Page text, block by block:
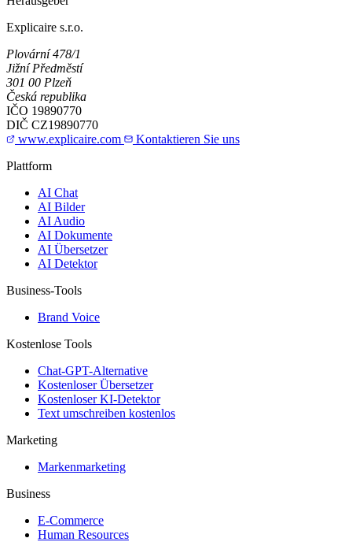
Explicaire s.r.o.
Plovární 478/1
Jižní Předměstí
301 00 Plzeň
Česká republika
IČO 19890770
DIČ CZ19890770
www.explicaire.com
Kontaktieren Sie uns
Plattform
AI Chat
AI Bilder
AI Audio
AI Dokumente
AI Übersetzer
AI Detektor
Business-Tools
Brand Voice
Kostenlose Tools
Chat-GPT-Alternative
Kostenloser Übersetzer
Kostenloser KI-Detektor
Text umschreiben kostenlos
Marketing
Markenmarketing
Business
E-Commerce
Human Resources